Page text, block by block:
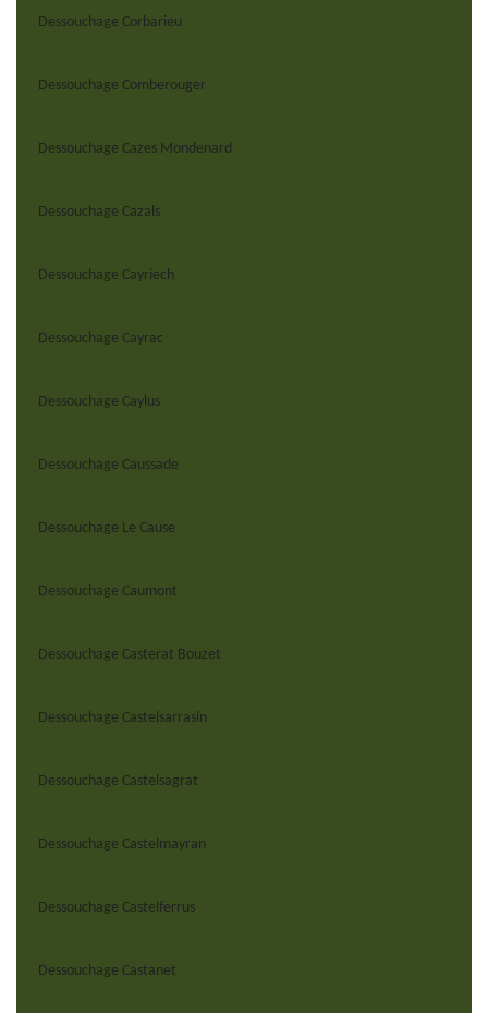
Dessouchage Corbarieu
Dessouchage Comberouger
Dessouchage Cazes Mondenard
Dessouchage Cazals
Dessouchage Cayriech
Dessouchage Cayrac
Dessouchage Caylus
Dessouchage Caussade
Dessouchage Le Cause
Dessouchage Caumont
Dessouchage Casterat Bouzet
Dessouchage Castelsarrasin
Dessouchage Castelsagrat
Dessouchage Castelmayran
Dessouchage Castelferrus
Dessouchage Castanet